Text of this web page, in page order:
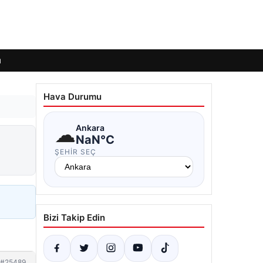
Hava Durumu
☁Ankara
NaN°C
ŞEHIR SEÇ
Bizi Takip Edin